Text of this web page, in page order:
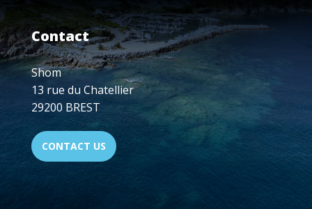
Contact
Shom
13 rue du Chatellier
29200 BREST
CONTACT US